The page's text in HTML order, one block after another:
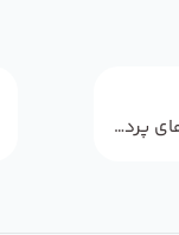
استفاده از روش‌های پرداخت امن